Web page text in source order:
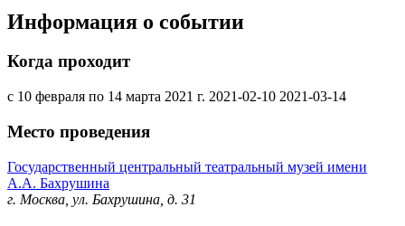
Информация о событии
Когда проходит
с 10 февраля по 14 марта 2021 г. 2021-02-10 2021-03-14
Место проведения
Государственный центральный театральный музей имени
А.А. Бахрушина
г. Москва, ул. Бахрушина, д. 31